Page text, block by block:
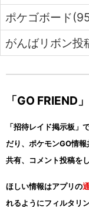
ポケゴボード
がんばリボン投
「GO FRIEND
「招待レイド掲示板」
だり、ポケモンGO情
共有、コメント投稿を
ほしい情報はアプリの
れるようにフィルタリ